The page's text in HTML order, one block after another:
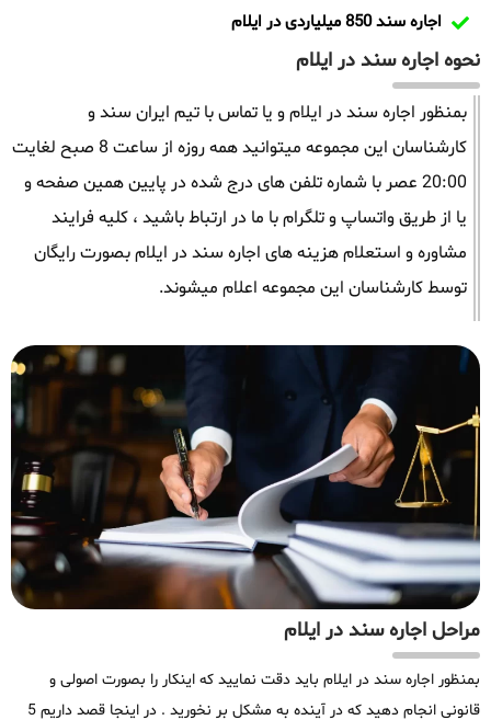
اجاره سند 850 میلیاردی در ایلام
نحوه اجاره سند در ایلام
بمنظور اجاره سند در ایلام و یا تماس با تیم ایران سند و
کارشناسان این مجموعه میتوانید همه روزه از ساعت 8 صبح لغایت
20:00 عصر با شماره تلفن های درج شده در پایین همین صفحه و
یا از طریق واتساپ و تلگرام با ما در ارتباط باشید ، کلیه فرایند
مشاوره و استعلام هزینه های اجاره سند در ایلام بصورت رایگان
توسط کارشناسان این مجموعه اعلام میشوند.
مراحل اجاره سند در ایلام
بمنظور اجاره سند در ایلام باید دقت نمایید که اینکار را بصورت اصولی و
قانونی انجام دهید که در آینده به مشکل بر نخورید . در اینجا قصد داریم 5